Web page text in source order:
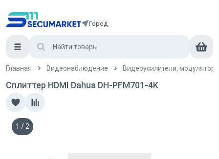
Город
Главная Видеонаблюдение Видеоусилители,
Сплиттер HDMI Dahua DH-PFM701-4K
1 / 2